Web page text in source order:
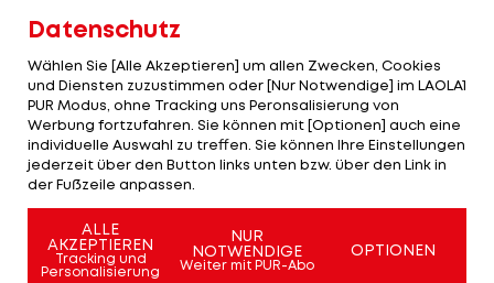
3/9 Foto: GETTY
3 VON 9
KOMMENTARE
Datenschutz
Wählen Sie [Alle Akzeptieren] um allen Zwecken, Cookies
und Diensten zuzustimmen oder [Nur Notwendige] im LAOLA1
PUR Modus, ohne Tracking uns Peronsalisierung von
Werbung fortzufahren. Sie können mit [Optionen] auch eine
individuelle Auswahl zu treffen. Sie können Ihre Einstellungen
jederzeit über den Button links unten bzw. über den Link in
der Fußzeile anpassen.
ALLE
AKZEPTIEREN
Tracking und
Personalisierung
NUR
NOTWENDIGE
Weiter mit PUR-Abo
OPTIONEN